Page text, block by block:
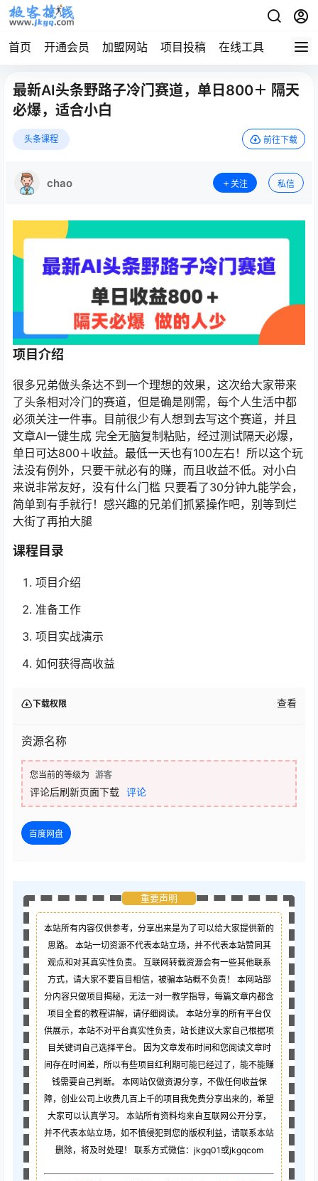
首页 开通会员 加盟网站 项目投稿 在线工具 地址发
最新AI头条野路子冷门赛道，单日800＋ 隔天
必爆，适合小白
头条课程 前往下载
chao 关注 私信
项目介绍
很多兄弟做头条达不到一个理想的效果，这次给大家带来
了头条相对冷门的赛道，但是确是刚需，每个人生活中都
必须关注一件事。目前很少有人想到去写这个赛道，并且
文章AI一键生成 完全无脑复制粘贴，经过测试隔天必爆，
单日可达800＋收益。最低一天也有100左右！所以这个玩
法没有例外，只要干就必有的赚，而且收益不低。对小白
来说非常友好，没有什么门槛 只要看了30分钟九能学会，
简单到有手就行！感兴趣的兄弟们抓紧操作吧，别等到烂
大街了再拍大腿
课程目录
项目介绍
准备工作
项目实战演示
如何获得高收益
下载权限 查看
资源名称
您当前的等级为 游客
评论后刷新页面下载 评论
百度网盘
重要声明
本站所有内容仅供参考，分享出来是为了可以给大家提供新的
思路。 本站一切资源不代表本站立场，并不代表本站赞同其
观点和对其真实性负责。 互联网转载资源会有一些其他联系
方式，请大家不要盲目相信，被骗本站概不负责！ 本网站部
分内容只做项目揭秘，无法一对一教学指导，每篇文章内都含
项目全套的教程讲解，请仔细阅读。 本站分享的所有平台仅
供展示，本站不对平台真实性负责，站长建议大家自己根据项
目关键词自己选择平台。 因为文章发布时间和您阅读文章时
间存在时间差，所以有些项目红利期可能已经过了，能不能赚
钱需要自己判断。 本网站仅做资源分享，不做任何收益保
障，创业公司上收费几百上千的项目我免费分享出来的，希望
大家可以认真学习。 本站所有资料均来自互联网公开分享，
并不代表本站立场，如不慎侵犯到您的版权利益，请联系本站
删除，将及时处理！ 联系方式微信：jkgq01或jkgqcom